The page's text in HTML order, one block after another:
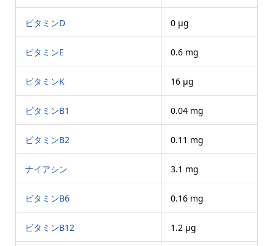
ビタミンD 0 μg
ビタミンE 0.6 mg
ビタミンK 16 μg
ビタミンB1 0.04 mg
ビタミンB2 0.11 mg
ナイアシン 3.1 mg
ビタミンB6 0.16 mg
ビタミンB12 1.2 μg